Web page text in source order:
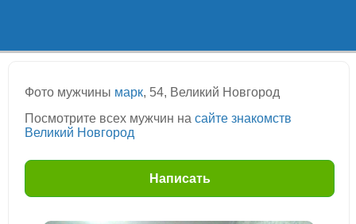
Фото мужчины марк, 54, Великий Новгород
Посмотрите всех мужчин на сайте знакомств
Великий Новгород
Написать